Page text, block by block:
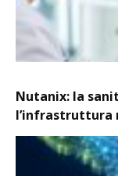
Nutanix: la
l’infrastruttura